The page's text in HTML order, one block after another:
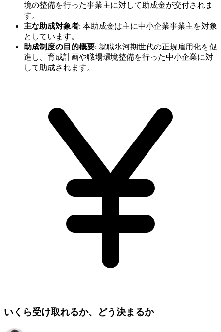
境の整備を行った事業主に対して助成金が交付されま
す。
主な助成対象者: 本助成金は主に中小企業事業主を対象
としています。
助成制度の目的概要: 就職氷河期世代の正規雇用化を促
進し、育成計画や職場環境整備を行った中小企業に対
して助成されます。
いくら受け取れるか、どう決まるか